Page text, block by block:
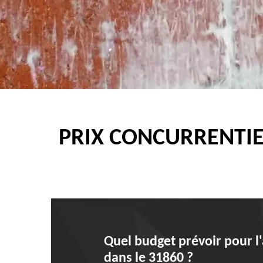
PRIX
Quel budget prévoir pour
dans le 31860 ?